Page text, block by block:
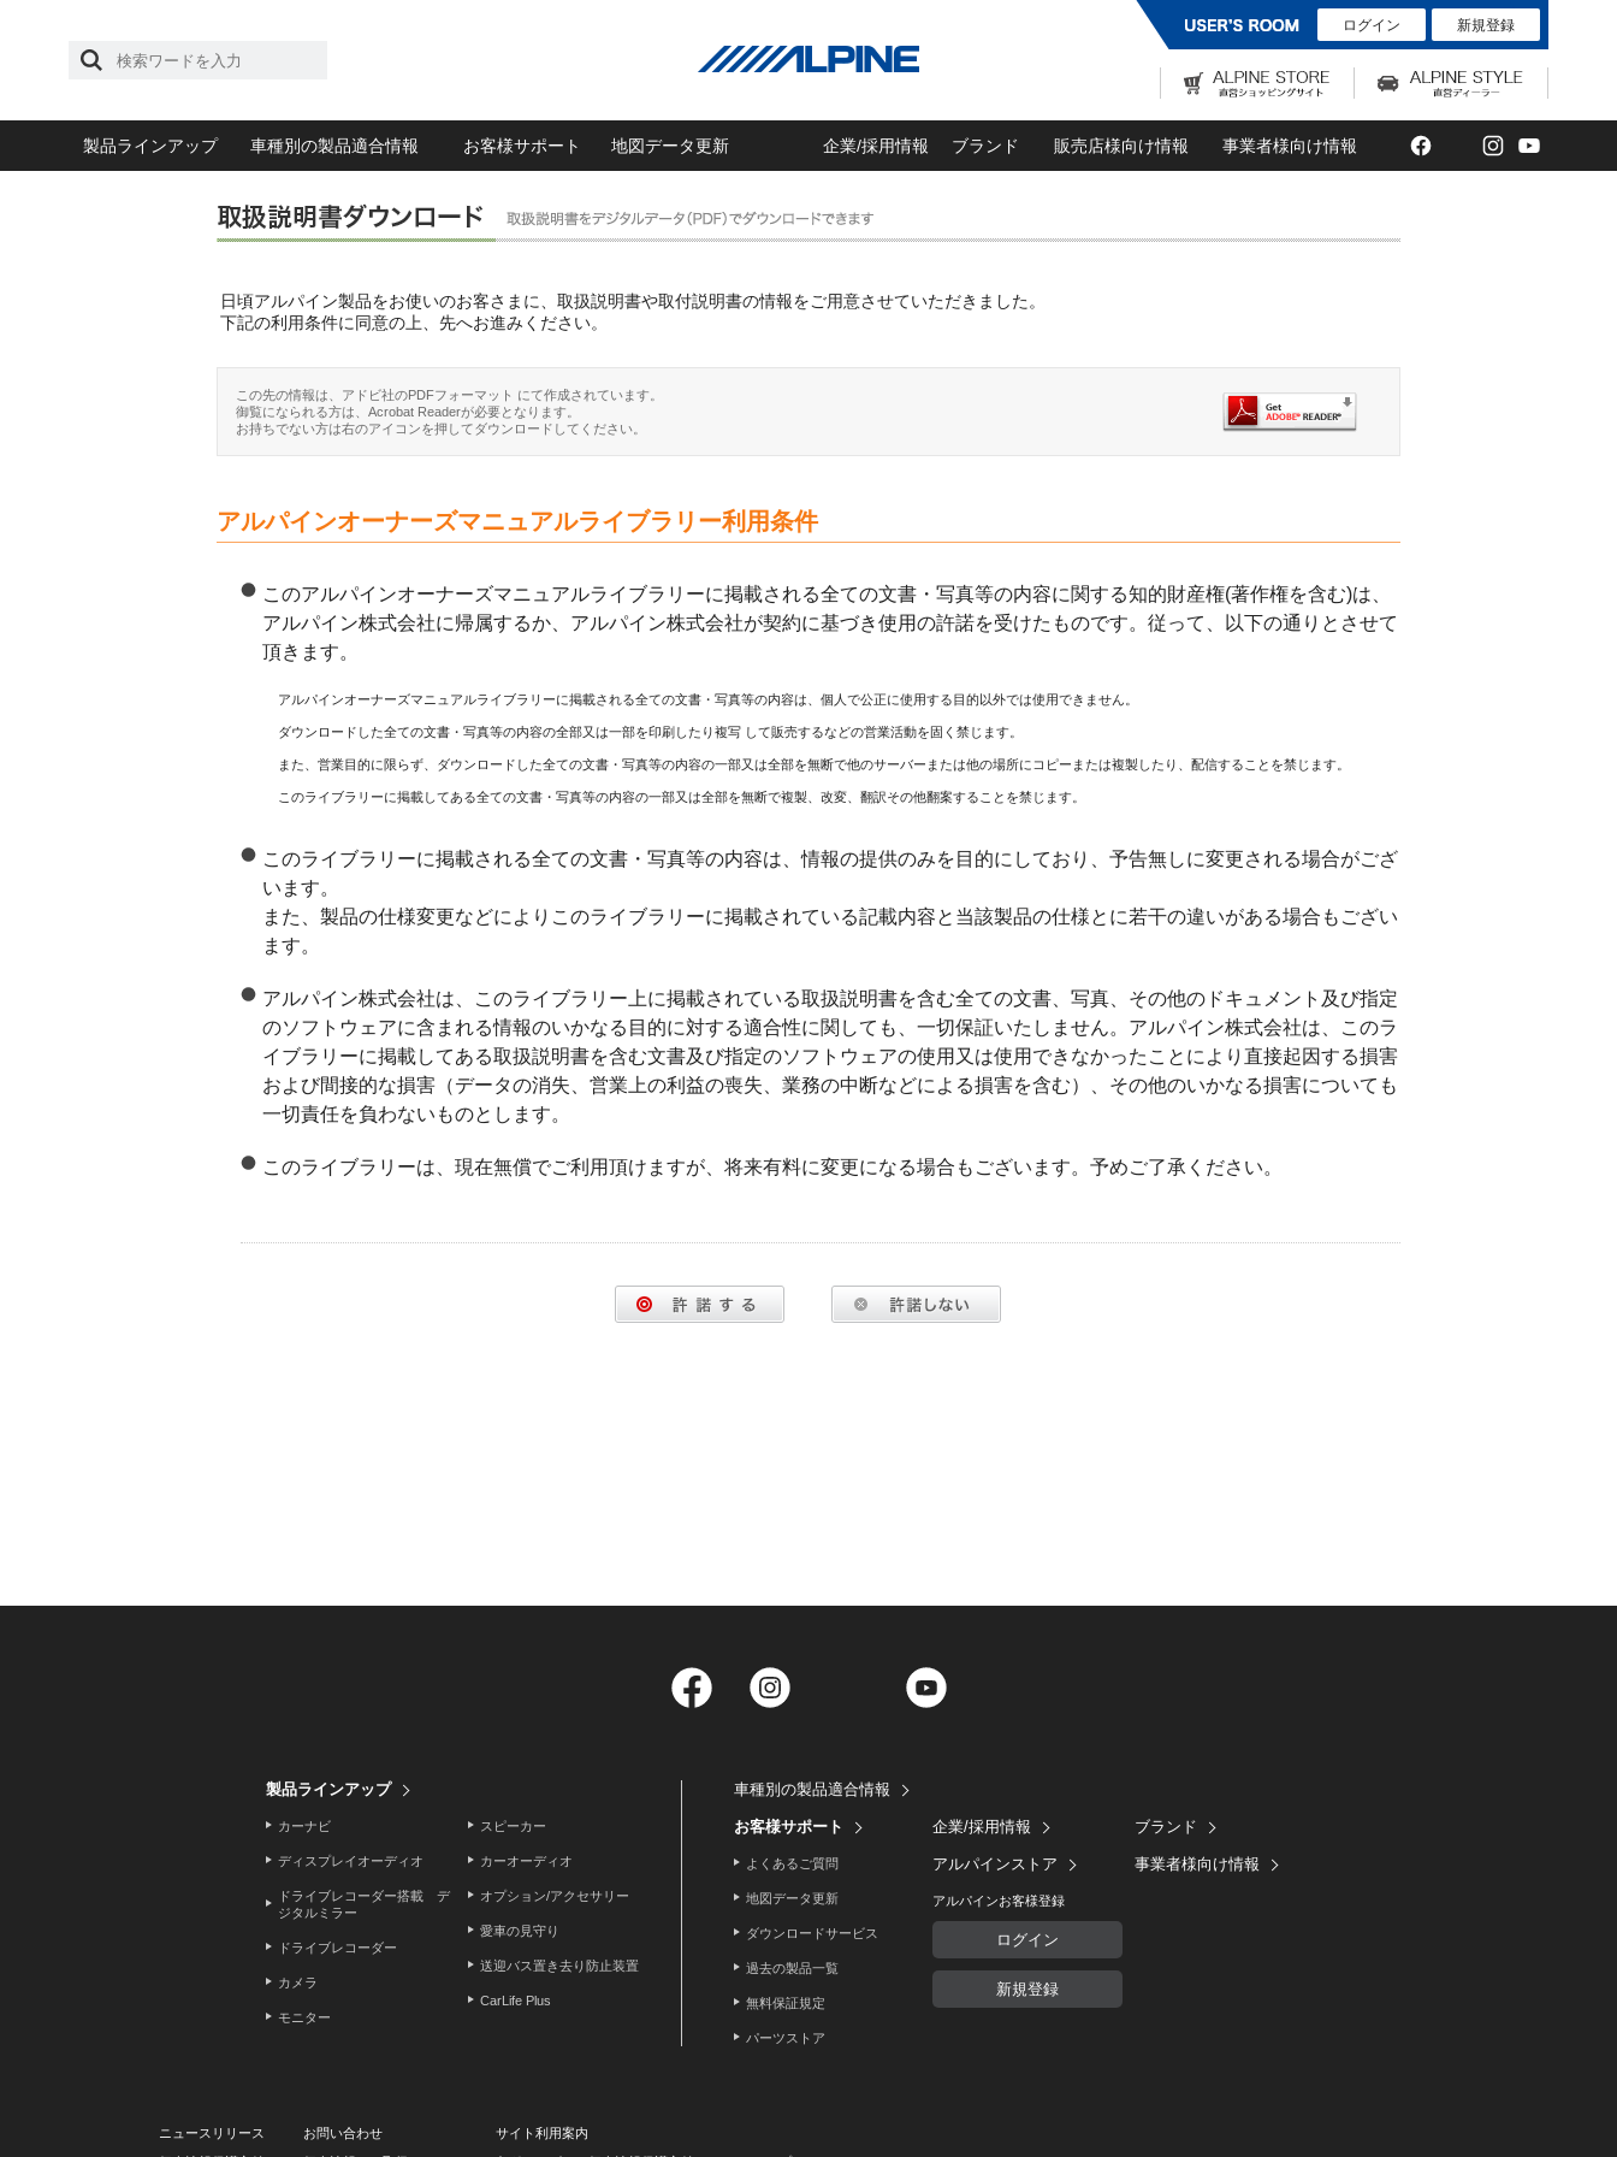
ログイン 新規登録
製品ラインアップ 車種別の製品適合情報 お客様サポート 地図データ更新 企業/採用情報 ブランド 販売店様向け情報 事業者様向け情報 Facebook
TwitterInstagram
日頃アルパイン製品をお使いのお客さまに、取扱説明書や取付説明書の情報をご用意させていただきました。
下記の利用条件に同意の上、先へお進みください。
この先の情報は、アドビ社のPDFフォーマット にて作成されています。
御覧になられる方は、Acrobat Readerが必要となります。
お持ちでない方は右のアイコンを押してダウンロードしてください。
アルパインオーナーズマニュアルライブラリー利用条件
このアルパインオーナーズマニュアルライブラリーに掲載される全ての文書・写真等の内容に関する知的財産権(著作権を含む)は、
アルパイン株式会社に帰属するか、アルパイン株式会社が契約に基づき使用の許諾を受けたものです。従って、以下の通りとさせて
頂きます。
アルパインオーナーズマニュアルライブラリーに掲載される全ての文書・写真等の内容は、個人で公正に使用する目的以外では使用できません。
ダウンロードした全ての文書・写真等の内容の全部又は一部を印刷したり複写 して販売するなどの営業活動を固く禁じます。
また、営業目的に限らず、ダウンロードした全ての文書・写真等の内容の一部又は全部を無断で他のサーバーまたは他の場所にコピーまたは複製したり、配信することを禁じます。
このライブラリーに掲載してある全ての文書・写真等の内容の一部又は全部を無断で複製、改変、翻訳その他翻案することを禁じます。
このライブラリーに掲載される全ての文書・写真等の内容は、情報の提供のみを目的にしており、予告無しに変更される場合がござ
います。
また、製品の仕様変更などによりこのライブラリーに掲載されている記載内容と当該製品の仕様とに若干の違いがある場合もござい
ます。
アルパイン株式会社は、このライブラリー上に掲載されている取扱説明書を含む全ての文書、写真、その他のドキュメント及び指定
のソフトウェアに含まれる情報のいかなる目的に対する適合性に関しても、一切保証いたしません。アルパイン株式会社は、このラ
イブラリーに掲載してある取扱説明書を含む文書及び指定のソフトウェアの使用又は使用できなかったことにより直接起因する損害
および間接的な損害（データの消失、営業上の利益の喪失、業務の中断などによる損害を含む）、その他のいかなる損害についても
一切責任を負わないものとします。
このライブラリーは、現在無償でご利用頂けますが、将来有料に変更になる場合もございます。予めご了承ください。
Facebook Twitter
製品ラインアップ
カーナビ
ディスプレイオーディオ
ドライブレコーダー搭載 デ
ジタルミラー
ドライブレコーダー
カメラ
モニター
スピーカー
カーオーディオ
オプション/アクセサリー
愛車の見守り
送迎バス置き去り防止装置
CarLife Plus
車種別の製品適合情報
お客様サポート
よくあるご質問
地図データ更新
ダウンロードサービス
過去の製品一覧
無料保証規定
パーツストア
企業/採用情報
アルパインストア
アルパインお客様登録
ログイン
新規登録
ブランド
事業者様向け情報
ニュースリリース お問い合わせ
サイト利用案内